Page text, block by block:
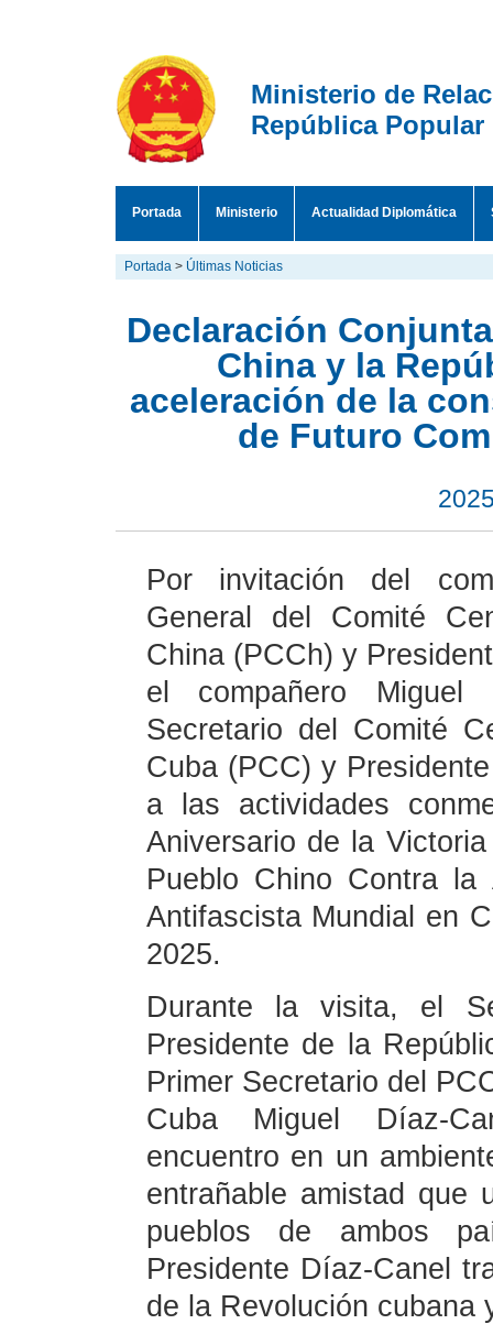
Ministerio de
República Popular
Portada Ministerio Actualidad Diplomática
Portada > Últimas Noticias
Declaración
China y la
aceleración de la
de Futuro
Por invitación del
General del Comité
China (PCCh) y
el compañero Miguel
Secretario del Comité
Cuba (PCC) y
a las actividades
Aniversario de la
Pueblo Chino Contra
Antifascista Mundial en
2025.
Durante la visita, el
Presidente de la
Primer Secretario del
Cuba Miguel Díaz-
encuentro en un
entrañable amistad que
pueblos de ambos
Presidente Díaz-Canel
de la Revolución cubana